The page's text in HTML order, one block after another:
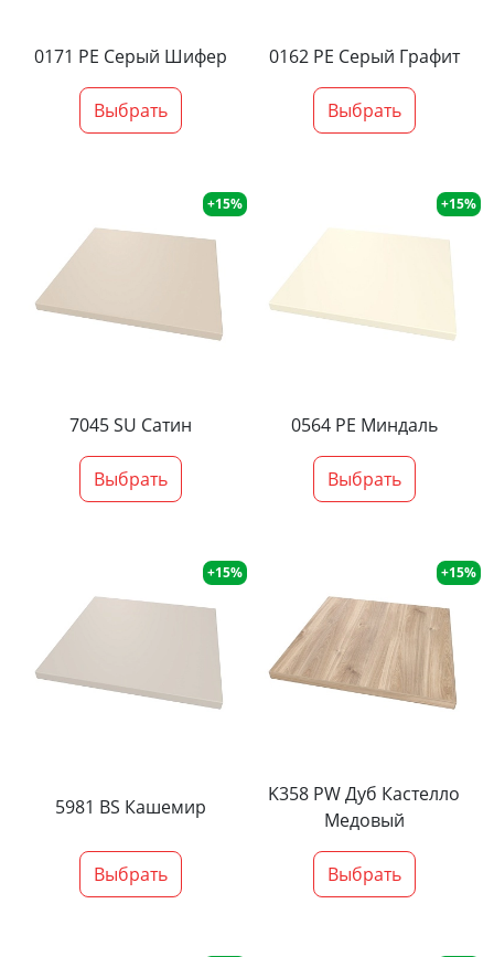
0171 PE Серый Шифер
Выбрать
0162 PE Серый Графит
Выбрать
+15%
7045 SU Сатин
Выбрать
+15%
0564 PE Миндаль
Выбрать
+15%
5981 BS Кашемир
Выбрать
+15%
K358 PW Дуб Кастелло
Медовый
Выбрать